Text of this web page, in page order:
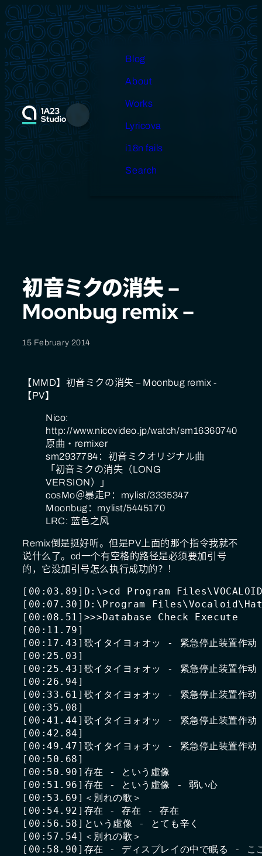
Skip
to
content
Menu
Blog
About
Works
Lyricova
i18n fails
Search
初音ミクの消失 –
Moonbug remix –
15 February 2014
【MMD】初音ミクの消失 – Moonbug remix -
【PV】
Nico:
http://www.nicovideo.jp/watch/sm16360740
原曲・remixer
sm2937784：初音ミクオリジナル曲
「初音ミクの消失（LONG
VERSION）」
cosMo＠暴走P：mylist/3335347
Moonbug：mylist/5445170
LRC: 蓝色之风
Remix倒是挺好听。但是PV上面的那个指令我就不
说什么了。cd一个有空格的路径是必须要加引号
的，它没加引号怎么执行成功的？！
[00:03.89]D:\>cd Program
[00:07.30]D:\Program
[00:08.51]>>>Database Check Execute
[00:11.79]
[00:17.43]歌イタイヨォオッ - 紧急停止装置作动
[00:25.03]
[00:25.43]歌イタイヨォオッ - 紧急停止装置作动
[00:26.94]
[00:33.61]歌イタイヨォオッ - 紧急停止装置作动
[00:35.08]
[00:41.44]歌イタイヨォオッ - 紧急停止装置作动
[00:42.84]
[00:49.47]歌イタイヨォオッ - 紧急停止装置作动
[00:50.68]
[00:50.90]存在 - という虛像
[00:51.96]存在 - という虛像 - 弱い心
[00:53.69]＜別れの歌＞
[00:54.92]存在 - 存在 - 存在
[00:56.58]という虛像 - とても辛く
[00:57.54]＜別れの歌＞
[00:58.90]存在 - ディスプレイの中で眠る - ここ